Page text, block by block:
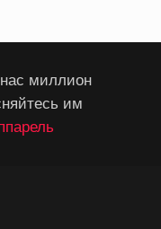
миллион
им